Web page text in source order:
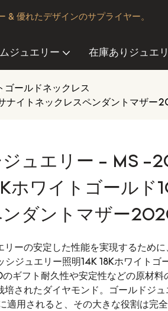
& 優れたデザインのサプライヤー。
ジュエリー 在庫ありジュエ
ゴールドネックレス
ナイトネックレスペンダントマザー
ジュエリー - MS -
ホワイトゴールド
ンダントマザー
リーの安定した性能を実現するため
ジュエリー照明14K 18Kホワイトゴ
ギフト耐久性や安定性などの原材料
培されたダイヤモンド。ゴールドジ
適用されると、その大きな役割は完